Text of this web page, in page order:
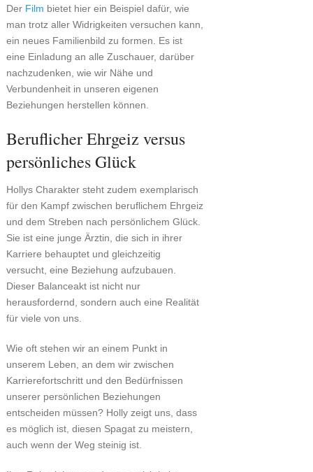
Der Film bietet hier ein Beispiel dafür, wie
man trotz aller Widrigkeiten versuchen kann,
ein neues Familienbild zu formen. Es ist
eine Einladung an alle Zuschauer, darüber
nachzudenken, wie wir Nähe und
Verbundenheit in unseren eigenen
Beziehungen herstellen können.
Beruflicher Ehrgeiz versus
persönliches Glück
Hollys Charakter steht zudem exemplarisch
für den Kampf zwischen beruflichem Ehrgeiz
und dem Streben nach persönlichem Glück.
Sie ist eine junge Ärztin, die sich in ihrer
Karriere behauptet und gleichzeitig
versucht, eine Beziehung aufzubauen.
Dieser Balanceakt ist nicht nur
herausfordernd, sondern auch eine Realität
für viele von uns.
Wie oft stehen wir an einem Punkt in
unserem Leben, an dem wir zwischen
Karrierefortschritt und den Bedürfnissen
unserer persönlichen Beziehungen
entscheiden müssen? Holly zeigt uns, dass
es möglich ist, diesen Spagat zu meistern,
auch wenn der Weg steinig ist.